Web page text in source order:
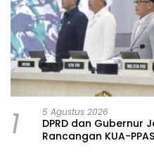
1 5 Agustus 2026
DPRD dan Gubernur
Rancangan KUA-